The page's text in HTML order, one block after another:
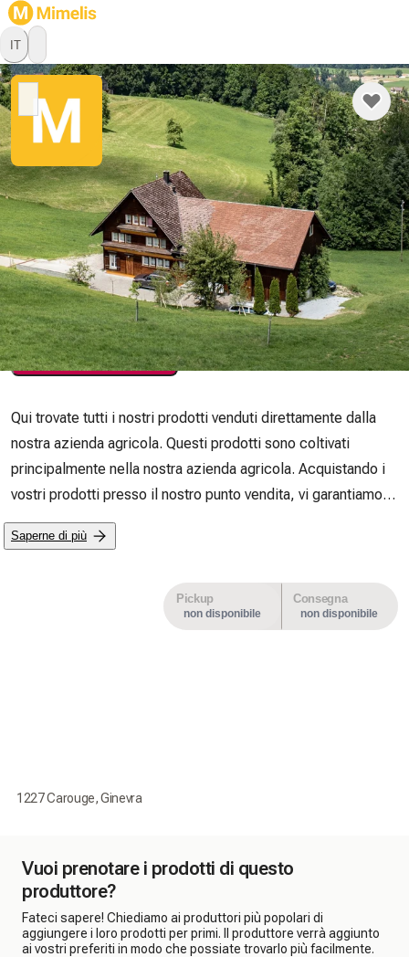
IT
Mimelis - Maraîcher
giardiniere del mercato
1227 Carouge, Ginevra
Label: Demeter
Punto vendita dimostrativo
Qui trovate tutti i nostri prodotti venduti direttamente dalla
nostra azienda agricola. Questi prodotti sono coltivati
principalmente nella nostra azienda agricola. Acquistando i
vostri prodotti presso il nostro punto vendita, vi garantiamo la
massima freschezza e i prezzi migliori. Prenotando i vostri
prodotti su Mimelis, ci permettete di organizzare e
anche prodotti di produttori locali.
Qui troverete anche le nostre varie offerte e iniziative: ad
Saperne di più
Pickup
non disponibile
Consegna
non disponibile
1227 Carouge, Ginevra
Vuoi prenotare i prodotti di questo
produttore?
Fateci sapere! Chiediamo ai produttori più popolari di
aggiungere i loro prodotti per primi. Il produttore verrà aggiunto
ai vostri preferiti in modo che possiate trovarlo più facilmente.